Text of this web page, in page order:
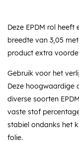
Deze EPDM rol
breedte van 3,05
product extra
Gebruik voor het
Deze hoogwaardige
diverse soorten
vaste stof
stabiel ondanks het
folie.